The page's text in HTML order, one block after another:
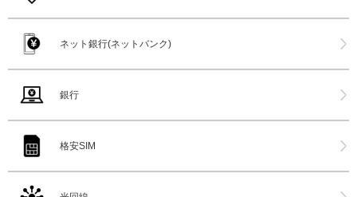
ネット銀行(ネットバンク)
銀行
格安SIM